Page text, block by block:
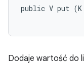
public V put (K
Dodaje wartość do